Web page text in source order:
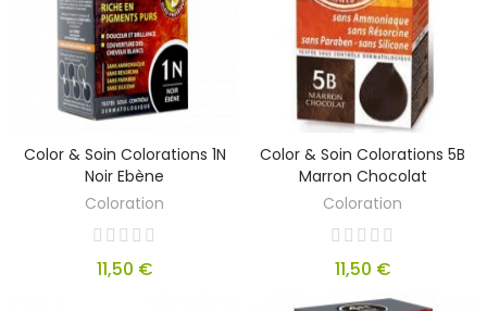
Color & Soin Colorations 1N
Noir Ebène
Coloration
11,50 €
Color & Soin Colorations 5B
Marron Chocolat
Coloration
11,50 €